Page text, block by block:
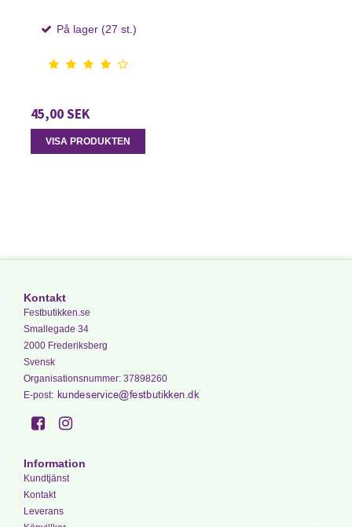
På lager (27 st.)
45,00 SEK
VISA PRODUKTEN
Kontakt
Festbutikken.se
Smallegade 34
2000 Frederiksberg
Svensk
Organisationsnummer: 37898260
E-post:
Information
Kundtjänst
Kontakt
Leverans